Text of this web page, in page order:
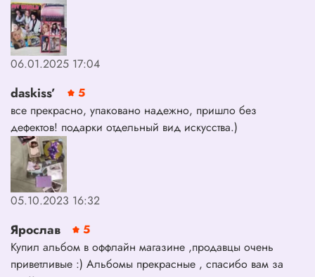
06.01.2025 17:04
daskiss’
5
все прекрасно, упаковано надежно, пришло без
дефектов! подарки отдельный вид искусства.)
05.10.2023 16:32
Ярослав
5
Купил альбом в оффлайн магазине ,продавцы очень
приветливые :) Альбомы прекрасные , спасибо вам за